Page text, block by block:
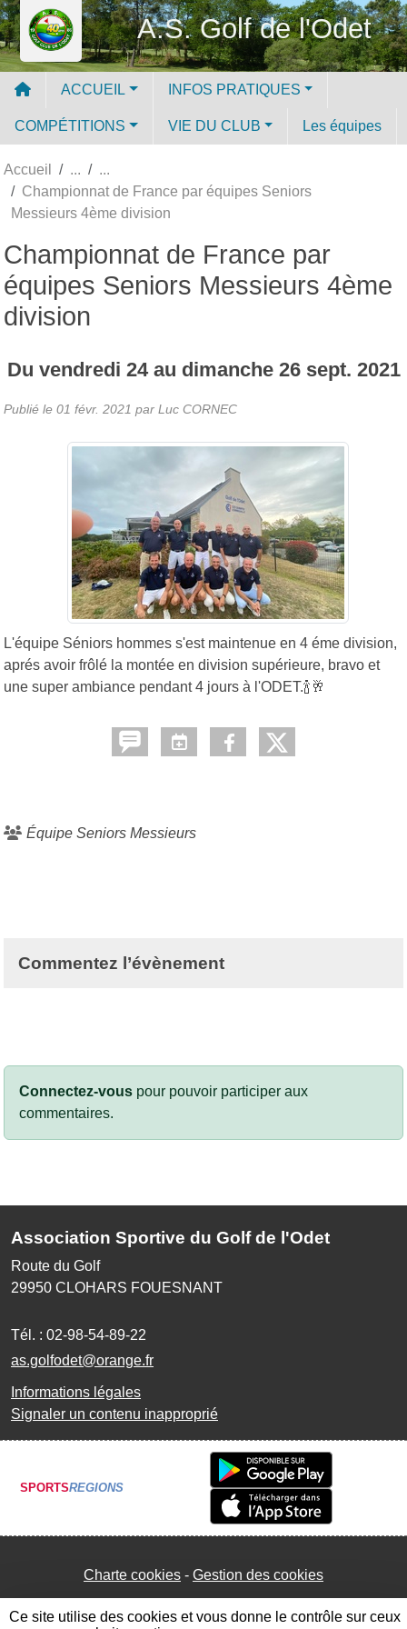
A.S. Golf de l'Odet
ACCUEIL INFOS PRATIQUES
COMPÉTITIONS VIE DU CLUB Les équipes
Accueil
Championnat de France par équipes Seniors
Messieurs 4ème division
Championnat de France par
équipes Seniors Messieurs 4ème
division
Du vendredi 24au dimanche 26 sept. 2021
Publié le 01 févr. 2021 par Luc CORNEC
L'équipe Séniors hommes s'est maintenue en 4 éme division,
aprés avoir frôlé la montée en division supérieure, bravo et
une super ambiance pendant 4 jours à l'ODET.🍾🥂
Équipe Seniors Messieurs
Commentez l’évènement
Connectez-vous pour pouvoir participer aux
commentaires.
Association Sportive du Golf de l'Odet
Route du Golf
29950 CLOHARS FOUESNANT
Tél. : 02-98-54-89-22
as.golfodet@orange.fr
Informations légales
Signaler un contenu inapproprié
SPORTSREGIONS
Charte cookies Gestion des cookies
Panneau de gestion des cookies
Ce site utilise des cookies et vous donne le contrôle sur ceux